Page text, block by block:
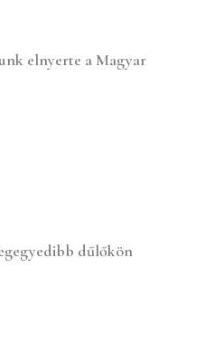
elnyerte a Magyar
dűlőkön